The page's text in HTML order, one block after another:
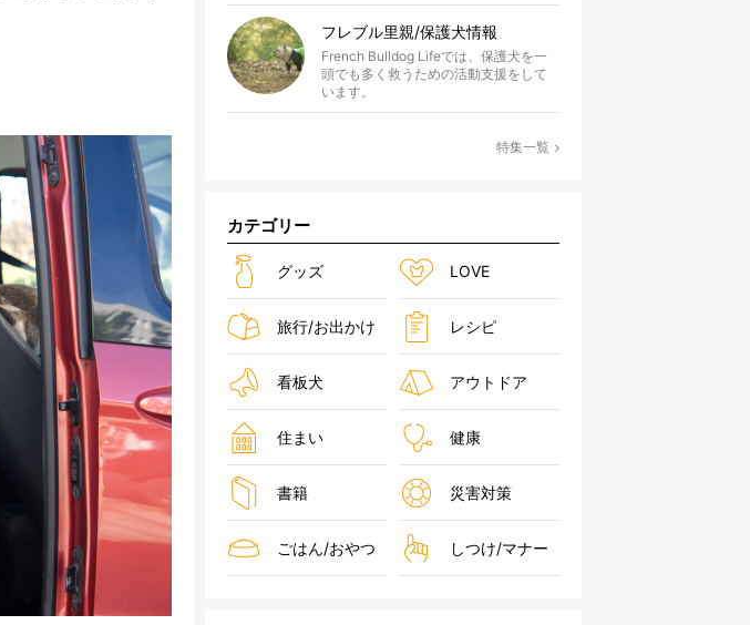
フレブル里親/保護犬情報
French Bulldog Lifeでは、保護犬を一
頭でも多く救うための活動支援をして
います。
特集一覧
カテゴリー
グッズ LOVE
旅行/お出かけ レシピ
看板犬 アウトドア
住まい 健康
書籍 災害対策
ごはん/おやつ しつけ/マナー